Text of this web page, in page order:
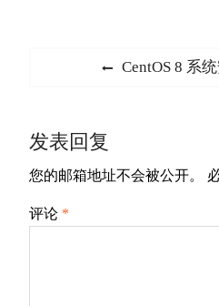
航
Previous
CentOS 8 系
发表回复
您的邮箱地址不会被公开。
评论 *